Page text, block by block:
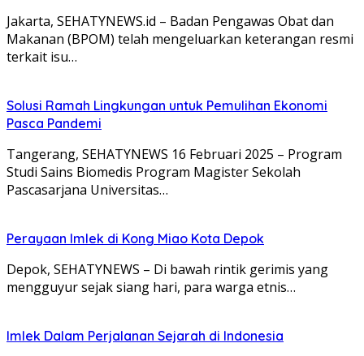
Jakarta, SEHATYNEWS.id – Badan Pengawas Obat dan
Makanan (BPOM) telah mengeluarkan keterangan resmi
terkait isu…
Solusi Ramah Lingkungan untuk Pemulihan Ekonomi
Pasca Pandemi
Tangerang, SEHATYNEWS 16 Februari 2025 – Program
Studi Sains Biomedis Program Magister Sekolah
Pascasarjana Universitas…
Perayaan Imlek di Kong Miao Kota Depok
Depok, SEHATYNEWS – Di bawah rintik gerimis yang
mengguyur sejak siang hari, para warga etnis…
Imlek Dalam Perjalanan Sejarah di Indonesia